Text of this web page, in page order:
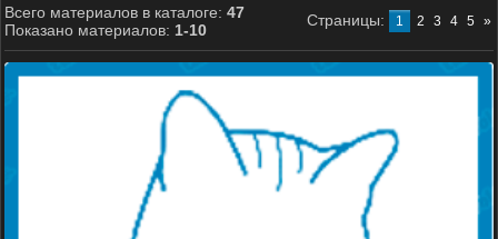
Всего материалов в каталоге: 47
Показано материалов: 1-10
Страницы: 1 2 3 4 5 »